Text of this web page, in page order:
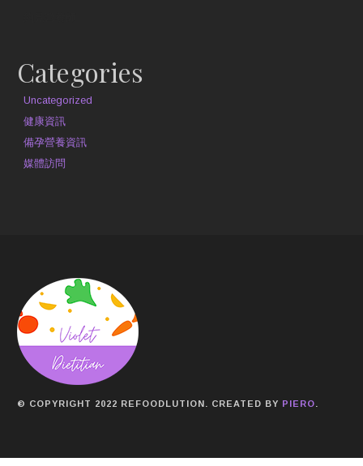
Categories
Uncategorized
健康資訊
備孕營養資訊
媒體訪問
© COPYRIGHT 2022 REFOODLUTION. CREATED BY PIERO